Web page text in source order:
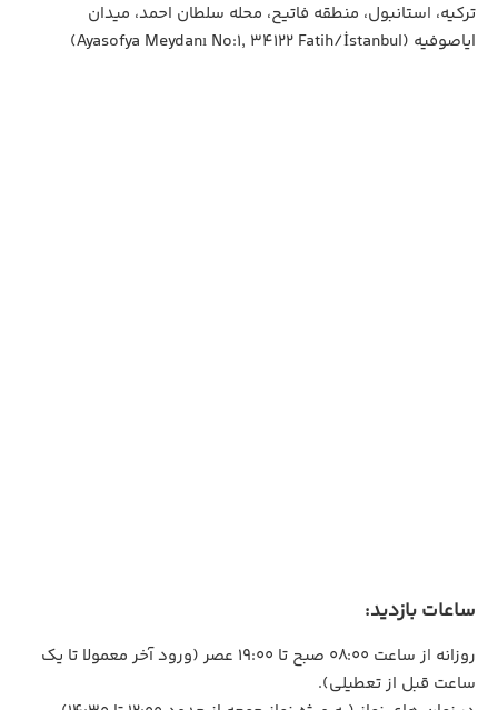
ترکیه، استانبول، منطقه فاتیح، محله سلطان احمد، میدان
ایاصوفیه (Ayasofya Meydanı No:1, 34122 Fatih/İstanbul)
ساعات بازدید:
روزانه از ساعت ۰۸:۰۰ صبح تا ۱۹:۰۰ عصر (ورود آخر معمولا تا یک
ساعت قبل از تعطیلی).